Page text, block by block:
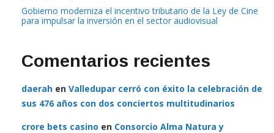
Gobierno moderniza el incentivo tributario de la Ley de Cine
para impulsar la inversión en el sector audiovisual
Comentarios recientes
daerah en Valledupar cerró con éxito la celebración de
sus 476 años con dos conciertos multitudinarios
crore bets casino en Consorcio Alma Natura y